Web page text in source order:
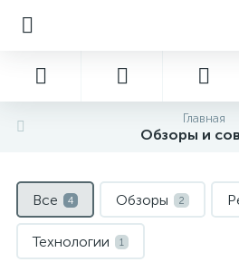
Главная
Обзоры и
Все 4 Обзоры 2
Технологии 1